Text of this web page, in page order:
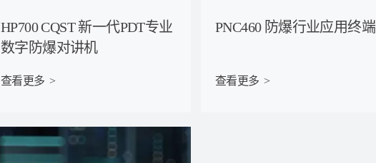
HP700 CQST 新一代PDT专业
数字防爆对讲机
查看更多  >
PNC460 防爆行业应用终端
查看更多  >